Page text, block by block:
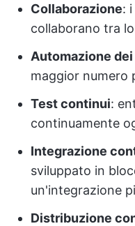
Collaborazione:
collaborano tra
Automazione
maggior numero
Test continui:
continuamente
Integrazione
sviluppato in
un'integrazione
Distribuzione